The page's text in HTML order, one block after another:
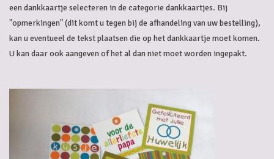
Cadeaubonnen
Dankkaartjes
Gadgets
Geschenken
een dankkaartje selecteren in de categorie dankkaartjes. Bij
"opmerkingen" (dit komt u tegen bij de afhandeling van uw bestelling),
kan u eventueel de tekst plaatsen die op het dankkaartje moet komen.
U kan daar ook aangeven of het al dan niet moet worden ingepakt.